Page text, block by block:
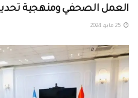
العمل الصحفي ومنهجية
25 مايو، 2024